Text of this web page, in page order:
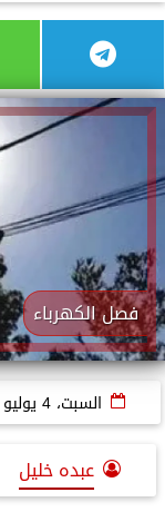
فصل الكهرباء
السبت، 4 يوليو 2026
عبده خليل